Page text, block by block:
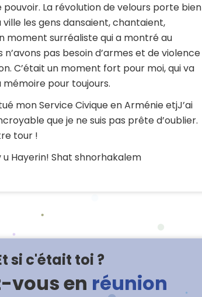
La révolution de velours porte bien
les gens dansaient, chantaient,
moment surréaliste qui a montré au
pas besoin d’armes et de violence
C’était un moment fort pour moi, qui va
pour toujours.
mon Service Civique en Arménie etjJ’ai
que je ne suis pas prête d’oublier.
tour !
u Hayerin! Shat shnorhakalem
si c'était toi ?
vous en réunion